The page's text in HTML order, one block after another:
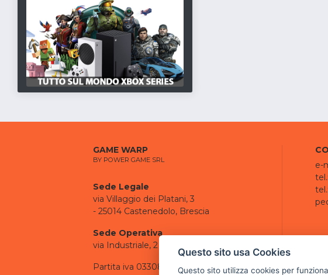
GAME WARP
BY POWER GAME SRL
Sede Legale
via Villaggio dei Platani, 3
- 25014 Castenedolo, Brescia
Sede Operativa
via Industriale, 2 - 25082 Botticino, BS
Partita iva 03308130982
e-
Questo sito usa Cookies
Questo sito utilizza cookies per